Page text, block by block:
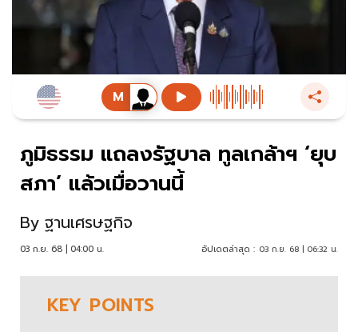
ภูมิธรรม แถลงรัฐบาล ทูลเกล้าฯ ‘ยุบ
สภา’ แล้วเมื่อวานนี้
By ฐานเศรษฐกิจ
03 ก.ย. 68 | 04:00 น. อัปเดตล่าสุด : 03 ก.ย. 68 | 06:32 น.
KEY POINTS